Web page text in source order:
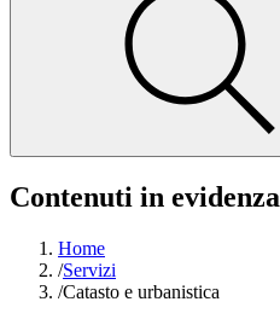
Contenuti in evidenza
Home
/Servizi
/Catasto e urbanistica